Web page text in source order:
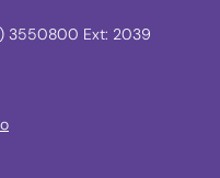
3550800 Ext: 2039